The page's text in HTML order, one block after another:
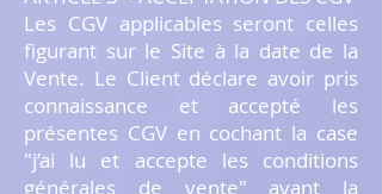
Les CGV applicables seront celles
figurant sur le Site à la date de la
Vente. Le Client déclare avoir pris
connaissance et accepté les
présentes CGV en cochant la case
"j’ai lu et accepte les conditions
générales de vente" avant la